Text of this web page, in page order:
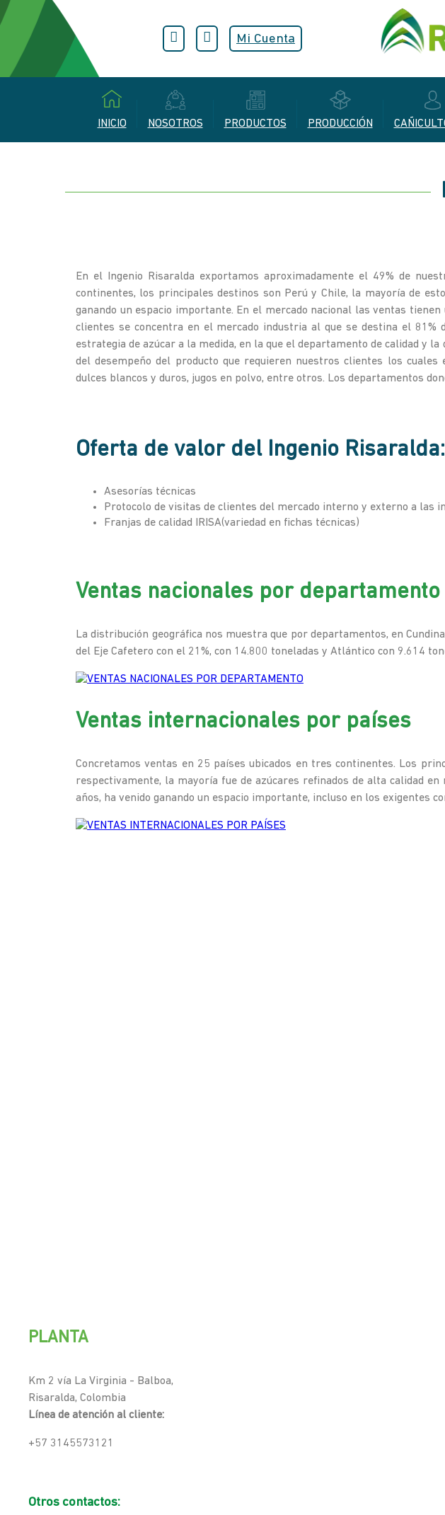
Mi Cuenta
INICIO NOSOTROS PRODUCTOS PRODUCCIÓN
En el Ingenio Risaralda exportamos aproximadamente el 49% de
continentes, los principales destinos son Perú y Chile, la mayoría de
ganando un espacio importante. En el mercado nacional las ventas
clientes se concentra en el mercado industria al que se destina el 81%
estrategia de azúcar a la medida, en la que el departamento de calidad y
del desempeño del producto que requieren nuestros clientes los
dulces blancos y duros, jugos en polvo, entre otros. Los departamentos
Oferta de valor del Ingenio Risaralda:
Asesorías técnicas
Protocolo de visitas de clientes del mercado interno y externo a las
Franjas de calidad IRISA(variedad en fichas técnicas)
Ventas nacionales por departamento
La distribución geográfica nos muestra que por departamentos, en
del Eje Cafetero con el 21%, con 14.800 toneladas y Atlántico con 9.614
Ventas internacionales por países
Concretamos ventas en 25 países ubicados en tres continentes. Los
respectivamente, la mayoría fue de azúcares refinados de alta calidad
años, ha venido ganando un espacio importante, incluso en los exigentes
PLANTA
Km 2 vía La Virginia - Balboa,
Risaralda, Colombia
Línea de atención al cliente:
+57 3145573121
Otros contactos: